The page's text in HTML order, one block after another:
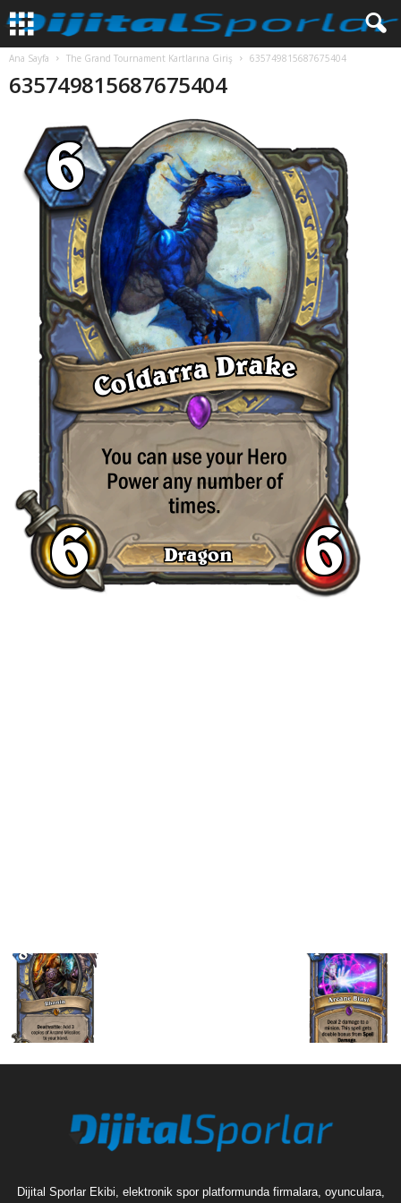
Ana Sayfa The Grand Tournament Kartlarına Giriş 635749815687675404
635749815687675404
Dijital Sporlar Ekibi, elektronik spor platformunda firmalara, oyunculara,